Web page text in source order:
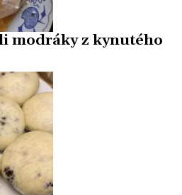
modráky z kynutého